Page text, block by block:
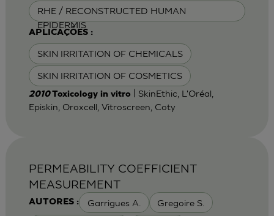
RHE / RECONSTRUCTED HUMAN
EPIDERMIS
APLICAÇÕES :
SKIN IRRITATION OF CHEMICALS
SKIN IRRITATION OF COSMETICS
2010Toxicology in vitro
| SkinEthic, L'Oréal,
Episkin, Oroxcell, Vitroscreen, Coty
AUTORES : Garrigues A. Gregoire S.
PERMEABILITY COEFFICIENT
MEASUREMENT